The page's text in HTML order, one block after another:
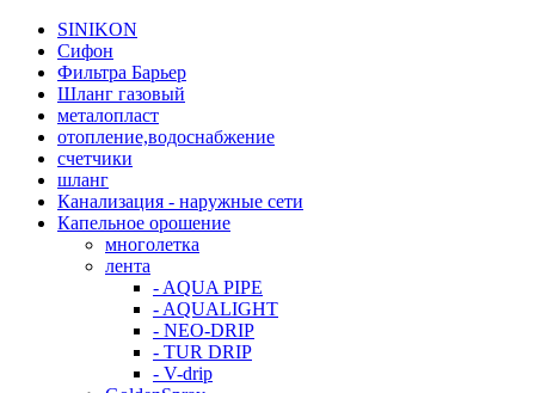
SINIKON
Сифон
Фильтра Барьер
Шланг газовый
металопласт
отопление,водоснабжение
счетчики
шланг
Канализация - наружные сети
Капельное орошение
многолетка
лента
- AQUA PIPE
- AQUALIGHT
- NEO-DRIP
- TUR DRIP
- V-drip